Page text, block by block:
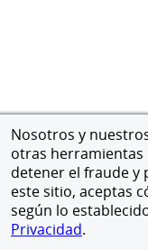
Nosotros y
otras herramientas
detener el fraude y
este sitio, aceptas
según lo
Privacidad.